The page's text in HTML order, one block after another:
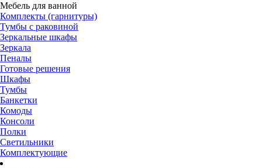
Мебель для ванной
Комплекты (гарнитуры)
Тумбы с раковиной
Зеркальные шкафы
Зеркала
Пеналы
Готовые решения
Шкафы
Тумбы
Банкетки
Комоды
Консоли
Полки
Светильники
Комплектующие